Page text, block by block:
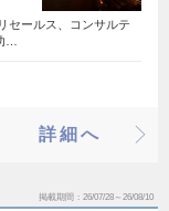
セールス、コンサルテ
…
詳細へ
掲載期間 26/07/28～26/08/10